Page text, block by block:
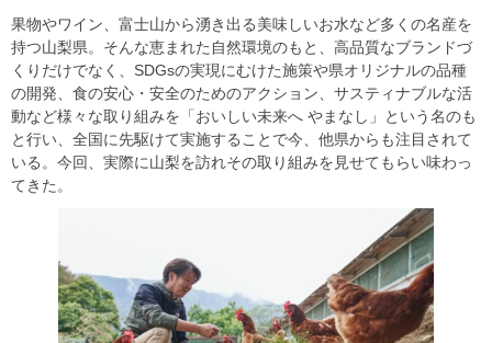
果物やワイン、富士山から湧き出る美味しいお水など多くの名産を
持つ山梨県。そんな恵まれた自然環境のもと、高品質なブランドづ
くりだけでなく、SDGsの実現にむけた施策や県オリジナルの品種
の開発、食の安心・安全のためのアクション、サスティナブルな活
動など様々な取り組みを「おいしい未来へ やまなし」という名のも
と行い、全国に先駆けて実施することで今、他県からも注目されて
いる。今回、実際に山梨を訪れその取り組みを見せてもらい味わっ
てきた。